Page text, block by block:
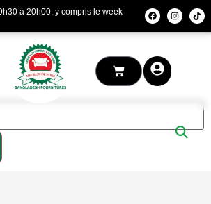
à 20h00, y compris le week-